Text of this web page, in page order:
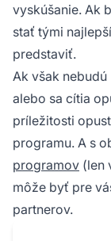
vyskúšanie. Ak
stať tými
predstaviť.
Ak však
alebo sa cítia
príležitosti
programu. A s
programov (len
môže byť pre
partnerov.